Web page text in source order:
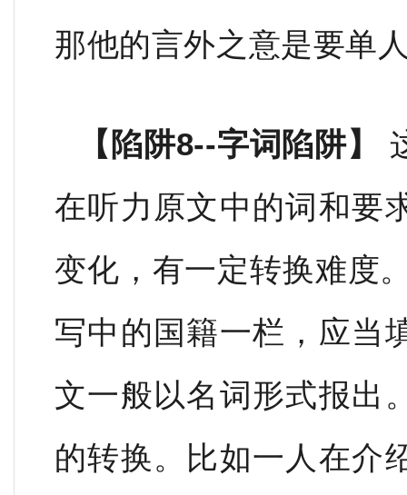
那他的言外之意是要单
【陷阱8--字词陷阱】
在听力原文中的词和要
变化，有一定转换难度
写中的国籍一栏，应当
文一般以名词形式报出
的转换。比如一人在介